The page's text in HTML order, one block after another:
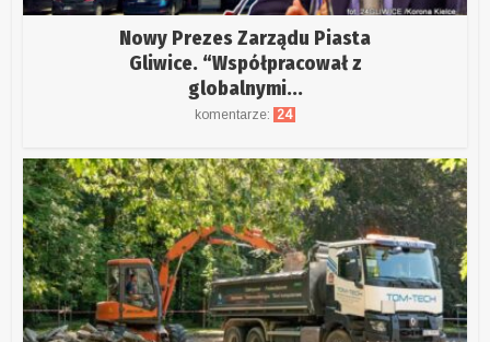
Nowy Prezes Zarządu Piasta
Gliwice. “Współpracował z
globalnymi...
komentarze: 24